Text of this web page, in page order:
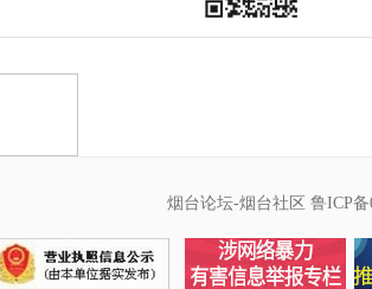
烟台论坛-烟台社区 鲁ICP备